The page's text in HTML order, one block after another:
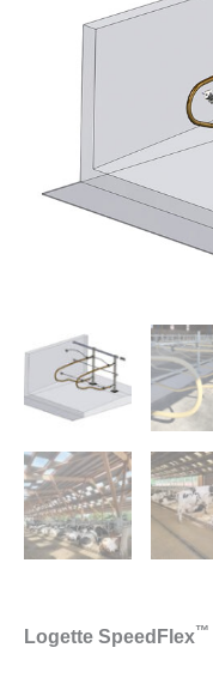
Logette SpeedFlex™